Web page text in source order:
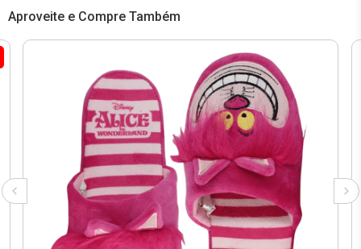
Aproveite e Compre Também